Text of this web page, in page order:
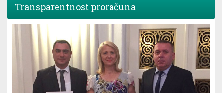
Transparentnost proračuna